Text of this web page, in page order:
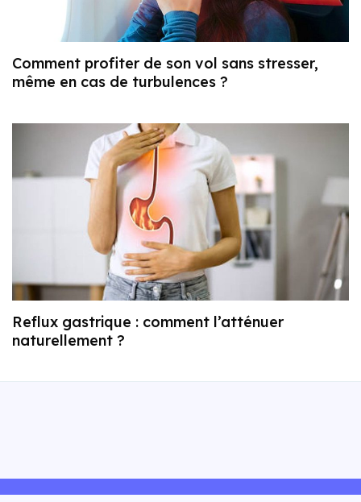
Comment profiter de son vol sans stresser,
même en cas de turbulences ?
Reflux gastrique : comment l’atténuer
naturellement ?